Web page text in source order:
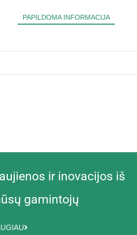
PAPILDOMA INFORMACIJA
ir inovacijos iš
gamintojų